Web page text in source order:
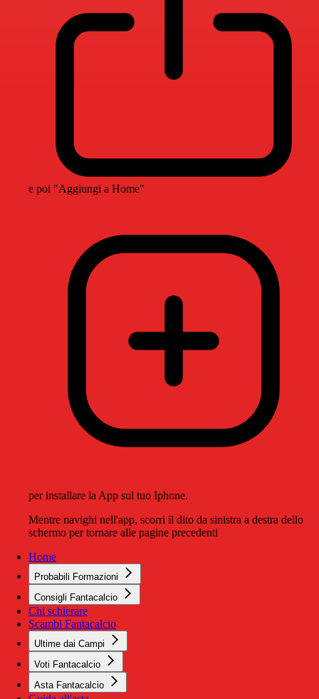
e poi "Aggiungi a Home"
per installare la App sul tuo Iphone.
Mentre navighi nell'app, scorri il dito da sinistra a destra dello
schermo per tornare alle pagine precedenti
Home
Probabili Formazioni
Consigli Fantacalcio
Chi schierare
Scambi Fantacalcio
Ultime dai Campi
Voti Fantacalcio
Asta Fantacalcio